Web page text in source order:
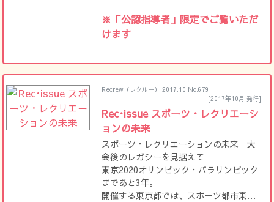
※「公認指導者」限定でご覧いただ
けます
Recrew（レクルー） 2017.10 No.679
[2017年10月 発行]
Rec･issue スポーツ・レクリエーシ
ョンの未来
スポーツ・レクリエーションの未来 大
会後のレガシーを見据えて
東京2020オリンピック・パラリンピック
まであと3年。
開催する東京都では、スポーツ都市東京